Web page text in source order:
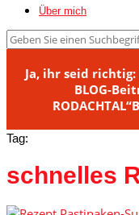
Über mich
Ja, ihr seid
BLOG-
Tag:
schnelles